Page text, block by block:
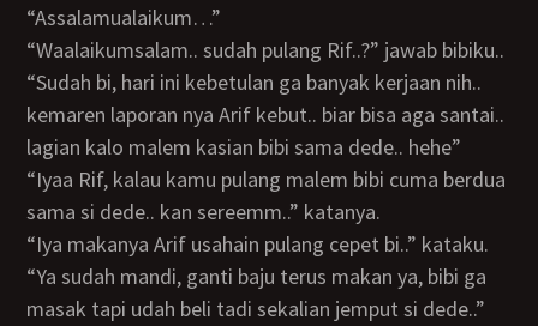
“Assalamualaikum…”
“Waalaikumsalam.. sudah pulang Rif..?” jawab bibiku..
“Sudah bi, hari ini kebetulan ga banyak kerjaan nih..
kemaren laporan nya Arif kebut.. biar bisa aga santai..
lagian kalo malem kasian bibi sama dede.. hehe”
“Iyaa Rif, kalau kamu pulang malem bibi cuma berdua
sama si dede.. kan sereemm..” katanya.
“Iya makanya Arif usahain pulang cepet bi..” kataku.
“Ya sudah mandi, ganti baju terus makan ya, bibi ga
masak tapi udah beli tadi sekalian jemput si dede..”